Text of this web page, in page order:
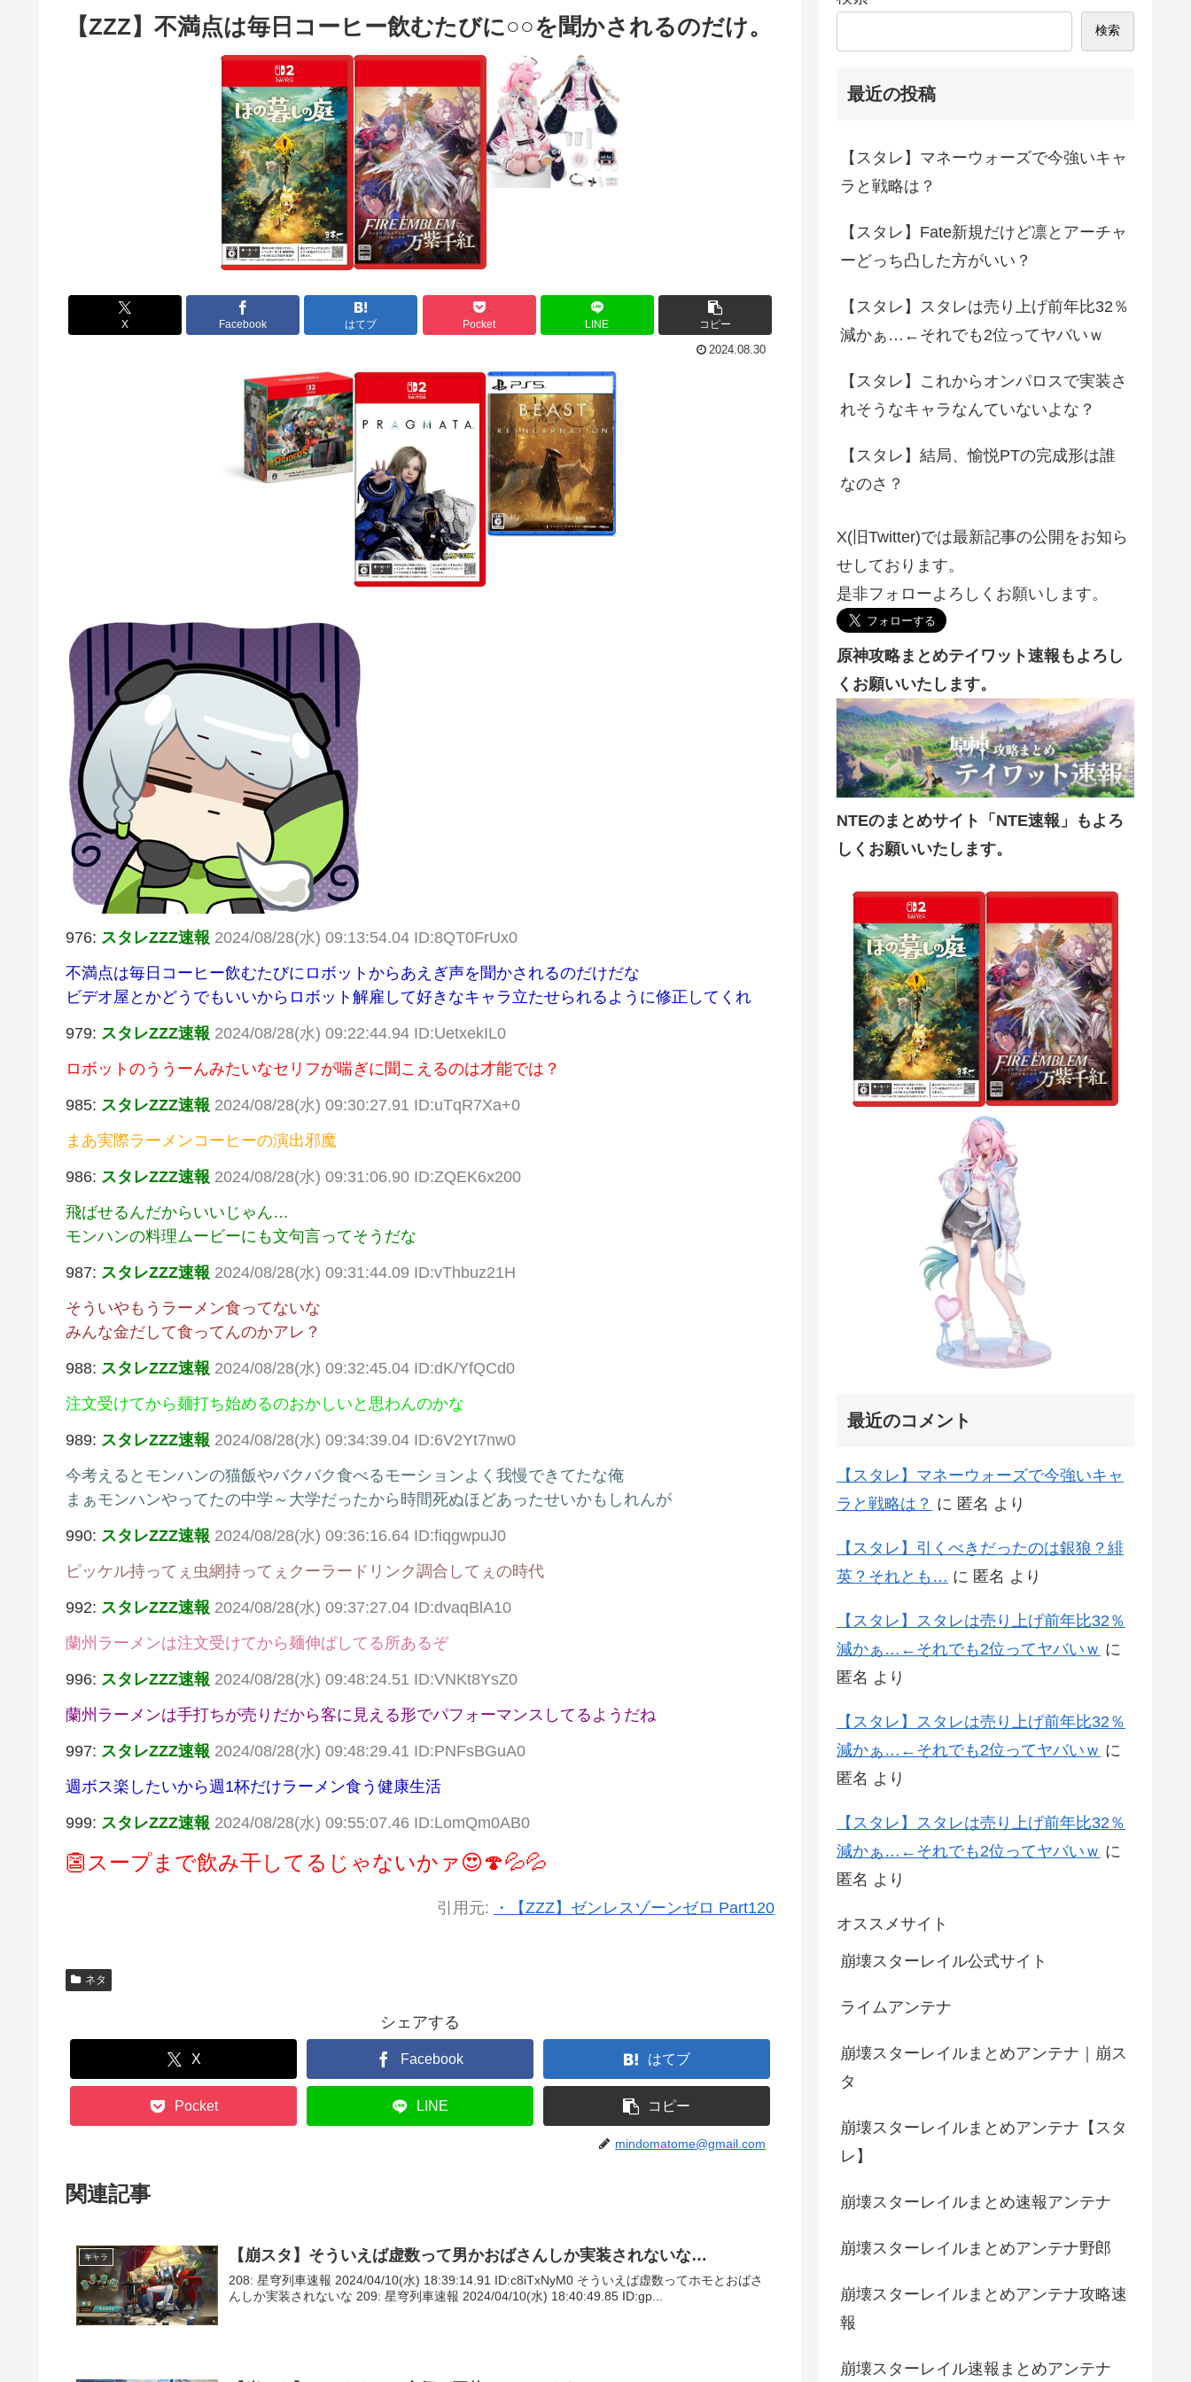
【ZZZ】不満点は毎日コーヒー飲むたびに○○を聞かされるのだけ。
X Facebook はてブ Pocket LINE コピー
2024.08.30
976: スタレZZZ速報 2024/08/28(水) 09:13:54.04 ID:8QT0FrUx0
不満点は毎日コーヒー飲むたびにロボットからあえぎ声を聞かされるのだけだな
ビデオ屋とかどうでもいいからロボット解雇して好きなキャラ立たせられるように修正してくれ
979: スタレZZZ速報 2024/08/28(水) 09:22:44.94 ID:UetxekIL0
ロボットのううーんみたいなセリフが喘ぎに聞こえるのは才能では？
985: スタレZZZ速報 2024/08/28(水) 09:30:27.91 ID:uTqR7Xa+0
まあ実際ラーメンコーヒーの演出邪魔
986: スタレZZZ速報 2024/08/28(水) 09:31:06.90 ID:ZQEK6x200
飛ばせるんだからいいじゃん…
モンハンの料理ムービーにも文句言ってそうだな
987: スタレZZZ速報 2024/08/28(水) 09:31:44.09 ID:vThbuz21H
そういやもうラーメン食ってないな
みんな金だして食ってんのかアレ？
988: スタレZZZ速報 2024/08/28(水) 09:32:45.04 ID:dK/YfQCd0
注文受けてから麺打ち始めるのおかしいと思わんのかな
989: スタレZZZ速報 2024/08/28(水) 09:34:39.04 ID:6V2Yt7nw0
今考えるとモンハンの猫飯やバクバク食べるモーションよく我慢できてたな俺
まぁモンハンやってたの中学～大学だったから時間死ぬほどあったせいかもしれんが
990: スタレZZZ速報 2024/08/28(水) 09:36:16.64 ID:fiqgwpuJ0
ピッケル持ってぇ虫網持ってぇクーラードリンク調合してぇの時代
992: スタレZZZ速報 2024/08/28(水) 09:37:27.04 ID:dvaqBlA10
蘭州ラーメンは注文受けてから麺伸ばしてる所あるぞ
996: スタレZZZ速報 2024/08/28(水) 09:48:24.51 ID:VNKt8YsZ0
蘭州ラーメンは手打ちが売りだから客に見える形でパフォーマンスしてるようだね
997: スタレZZZ速報 2024/08/28(水) 09:48:29.41 ID:PNFsBGuA0
週ボス楽したいから週1杯だけラーメン食う健康生活
999: スタレZZZ速報 2024/08/28(水) 09:55:07.46 ID:LomQm0AB0
👺スープまで飲み干してるじゃないかァ😍🍄💦💦
引用元: ・【ZZZ】ゼンレスゾーンゼロ Part120
ネタ
シェアする
X Facebook はてブ
Pocket LINE コピー
mindomatome@gmail.com
関連記事
キャラ 【崩スタ】そういえば虚数って男かおばさんしか実装されないな…
208: 星穹列車速報 2024/04/10(水) 18:39:14.91 ID:c8iTxNyM0 そういえば虚数ってホモとおばさ
んしか実装されないな 209: 星穹列車速報 2024/04/10(水) 18:40:49.85 ID:gp...
検索
最近の投稿
【スタレ】マネーウォーズで今強いキャ
ラと戦略は？
【スタレ】Fate新規だけど凛とアーチャ
ーどっち凸した方がいい？
【スタレ】スタレは売り上げ前年比32％
減かぁ…←それでも2位ってヤバいｗ
【スタレ】これからオンパロスで実装さ
れそうなキャラなんていないよな？
【スタレ】結局、愉悦PTの完成形は誰
なのさ？
X(旧Twitter)では最新記事の公開をお知ら
せしております。
是非フォローよろしくお願いします。
原神攻略まとめテイワット速報もよろし
くお願いいたします。
NTEのまとめサイト「NTE速報」もよろ
しくお願いいたします。
最近のコメント
【スタレ】マネーウォーズで今強いキャ
ラと戦略は？ に 匿名 より
【スタレ】引くべきだったのは銀狼？緋
英？それとも… に 匿名 より
【スタレ】スタレは売り上げ前年比32％
減かぁ…←それでも2位ってヤバいｗ に
匿名 より
【スタレ】スタレは売り上げ前年比32％
減かぁ…←それでも2位ってヤバいｗ に
匿名 より
【スタレ】スタレは売り上げ前年比32％
減かぁ…←それでも2位ってヤバいｗ に
匿名 より
オススメサイト
崩壊スターレイル公式サイト
ライムアンテナ
崩壊スターレイルまとめアンテナ｜崩ス
タ
崩壊スターレイルまとめアンテナ【スタ
レ】
崩壊スターレイルまとめ速報アンテナ
崩壊スターレイルまとめアンテナ野郎
崩壊スターレイルまとめアンテナ攻略速
報
崩壊スターレイル速報まとめアンテナ